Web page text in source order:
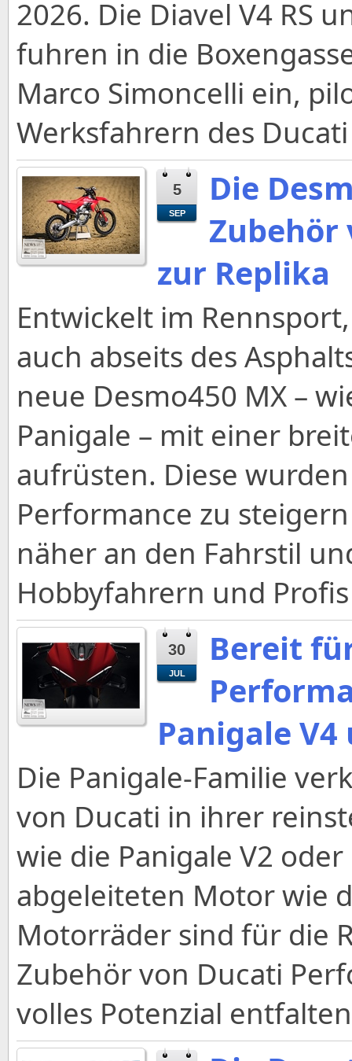
2026. Die Diavel V4 RS
fuhren in die
Marco Simoncelli ein,
Werksfahrern des
5
SEP
Die
Zubehör
zur Replika
Entwickelt im
auch abseits des
neue Desmo450 MX –
Panigale – mit einer
aufrüsten. Diese
Performance zu
näher an den Fahrstil
Hobbyfahrern und
30
JUL
Bereit
Panigale V4
Die Panigale-Familie
von Ducati in ihrer
wie die Panigale V2
abgeleiteten Motor wie
Motorräder sind für die
Zubehör von Ducati
volles Potenzial